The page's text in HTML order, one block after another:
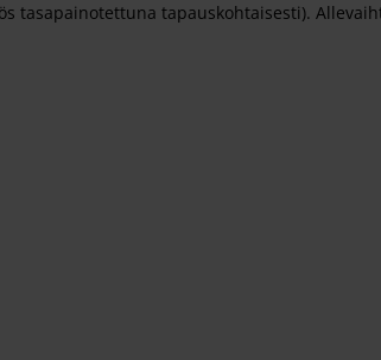
tasapainotettuna tapauskohtaisesti).